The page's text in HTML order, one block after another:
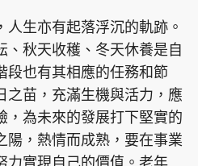
星島環球 The Standard
爸媽 JobMarket
人生亦有起落浮沉的軌跡。
、秋天收穫、冬天休養是自
段也有其相應的任務和節
之苗，充滿生機與活力，應
，為未來的發展打下堅實的
陽，熱情而成熟，要在事業